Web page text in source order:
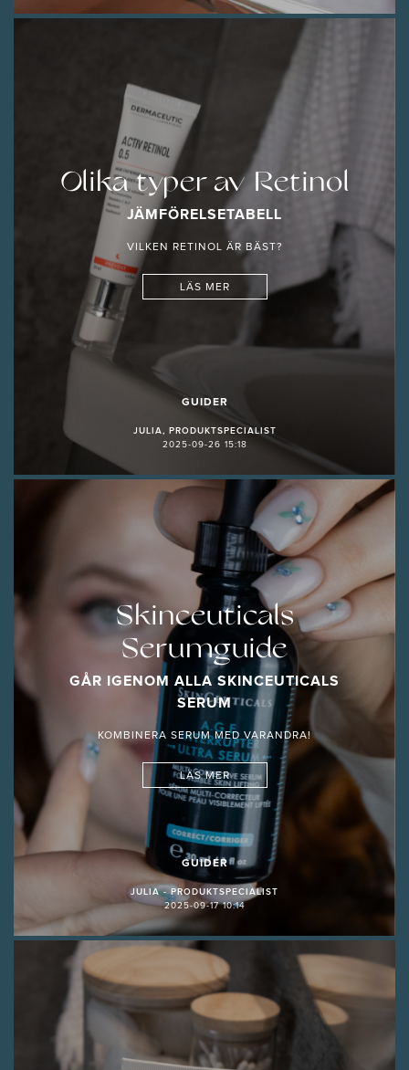
Olika typer av Retinol
JÄMFÖRELSETABELL
VILKEN RETINOL ÄR BÄST?
LÄS MER
GUIDER
JULIA, PRODUKTSPECIALIST
2025-09-26 15:18
Skinceuticals
Serumguide
GÅR IGENOM ALLA SKINCEUTICALS
SERUM
KOMBINERA SERUM MED VARANDRA!
LÄS MER
GUIDER
JULIA - PRODUKTSPECIALIST
2025-09-17 10:14